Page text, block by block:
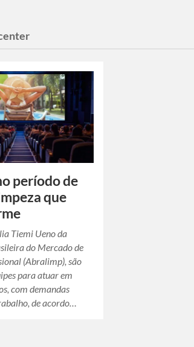
período de
que
Tiemi Ueno da
do Mercado de
(Abralimp), são
para atuar em
com demandas
de acordo…